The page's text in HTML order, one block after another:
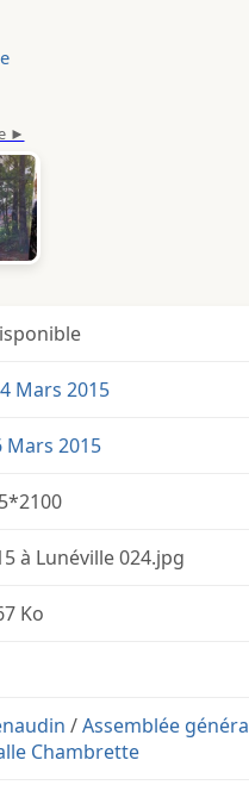
Mars 2015
Mars 2015
à Lunéville 024.jpg
Ko
/Assemblée
Chambrette